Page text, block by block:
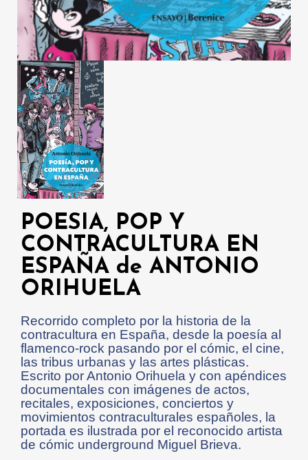
POESIA, POP Y
CONTRACULTURA EN
ESPAÑA de ANTONIO
ORIHUELA
Recorrido completo por la historia de la
contracultura en España, desde la poesía al
flamenco-rock pasando por el cómic, el cine,
las tribus urbanas y las artes plásticas.
Escrito por Antonio Orihuela y con apéndices
documentales con imágenes de actos,
recitales, exposiciones, conciertos y
movimientos contraculturales españoles, la
portada es ilustrada por el reconocido artista
de cómic underground Miguel Brieva.